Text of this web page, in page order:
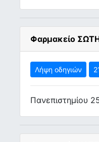
Φαρμακείο
Λήψη οδηγιών
Πανεπιστημίου